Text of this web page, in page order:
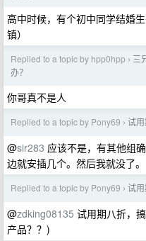
高中时候，有个初中同学结婚
镇）
Replied to a topic by hpp0hpp › 三
办？
你哥真不是人
Replied to a topic by Pony69 › 试用
@sir283 应该不是，有其他组
边就安插几个。然后我就没了。
Replied to a topic by Pony69 › 试用
@zdking08135 试用期八折，
产品？？)